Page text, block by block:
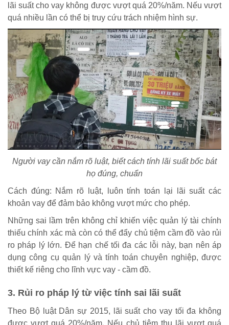
lãi suất cho vay không được vượt quá 20%/năm. Nếu vượt
quá nhiều lần có thể bị truy cứu trách nhiệm hình sự.
Người vay cần nắm rõ luật, biết cách tính lãi suất bốc bát
họ đúng, chuẩn
Cách đúng: Nắm rõ luật, luôn tính toán lại lãi suất các
khoản vay để đảm bảo không vượt mức cho phép.
Những sai lầm trên không chỉ khiến việc quản lý tài chính
thiếu chính xác mà còn có thể đẩy chủ tiệm cầm đồ vào rủi
ro pháp lý lớn. Để hạn chế tối đa các lỗi này, bạn nên áp
dụng công cụ quản lý và tính toán chuyên nghiệp, được
thiết kế riêng cho lĩnh vực vay - cầm đồ.
3. Rủi ro pháp lý từ việc tính sai lãi suất
Theo Bộ luật Dân sự 2015, lãi suất cho vay tối đa không